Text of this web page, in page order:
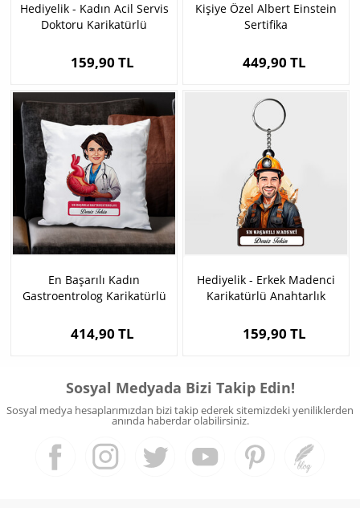
Hediyelik - Kadın Acil Servis
Doktoru Karikatürlü
159,90 TL
Kişiye Özel Albert Einstein
Sertifika
449,90 TL
En Başarılı Kadın
Gastroentrolog Karikatürlü
414,90 TL
Hediyelik - Erkek Madenci
Karikatürlü Anahtarlık
159,90 TL
Sosyal Medyada Bizi Takip Edin!
Sosyal medya hesaplarımızdan bizi takip ederek sitemizdeki yeniliklerden
anında haberdar olabilirsiniz.